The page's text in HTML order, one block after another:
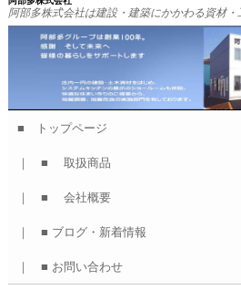
阿部多株式会社は建設・建築にかかわる資材
コ
ン
テ
ン
ツ
■ トップページ
｜ ■ 取扱商品
｜ ■ 会社概要
｜ ■ ブログ・新着情報
｜ ■ お問い合わせ